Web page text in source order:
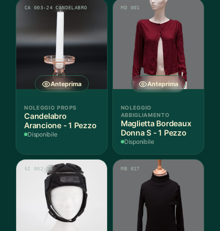
Anteprima
CA 003-24 CANDELABRO
NOLEGGIO PROPS
Candelabro
Arancione - 1 Pezzo
Disponibile
Anteprima
MD 001
NOLEGGIO
ABBIGLIAMENTO
Maglietta Bordeaux
Donna S - 1 Pezzo
Disponibile
GI 002-28 MB 017